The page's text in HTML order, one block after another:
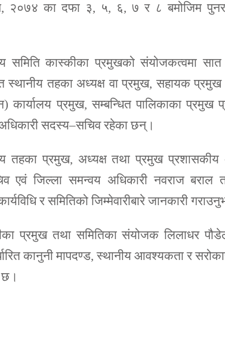
२०७४ का दफा ३, ५, ६, ७ र ८ बमोजिम
समिति कास्कीका प्रमुखको संयोजकत्वमा
स्थानीय तहका अध्यक्ष वा प्रमुख, सहायक प्रमुख
कार्यालय प्रमुख, सम्बन्धित पालिकाका
सदस्य–सचिव रहेका छन्।
तहका प्रमुख, अध्यक्ष तथा प्रमुख प्रशासकीय
एवं जिल्ला समन्वय अधिकारी नवराज बराल
र समितिको जिम्मेवारीबारे जानकारी
प्रमुख तथा समितिका संयोजक लिलाधर
कानुनी मापदण्ड, स्थानीय आवश्यकता र
छ।